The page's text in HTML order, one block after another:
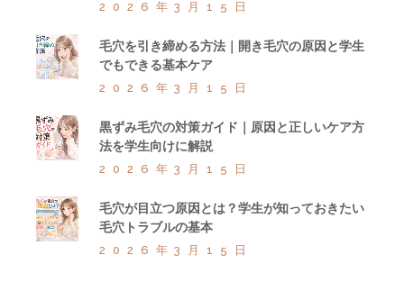
2026年3月15日
毛穴を引き締める方法｜開き毛穴の原因と学生
でもできる基本ケア
2026年3月15日
黒ずみ毛穴の対策ガイド｜原因と正しいケア方
法を学生向けに解説
2026年3月15日
毛穴が目立つ原因とは？学生が知っておきたい
毛穴トラブルの基本
2026年3月15日